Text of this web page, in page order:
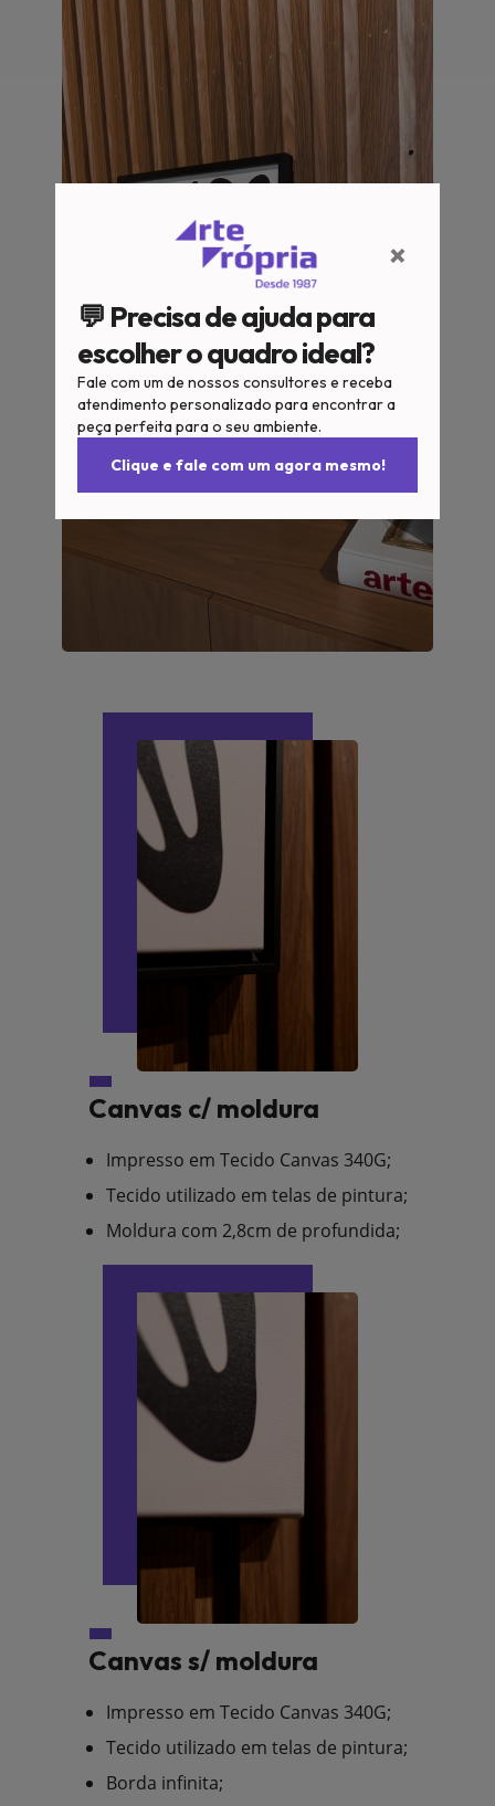
×
💬 Precisa de ajuda para
escolher o quadro ideal?
Fale com um de nossos consultores e receba
atendimento personalizado para encontrar a
peça perfeita para o seu ambiente.
Clique e fale com um agora mesmo!
Canvas c/ moldura
Impresso em Tecido Canvas 340G;
Tecido utilizado em telas de pintura;
Moldura com 2,8cm de profundida;
Canvas s/ moldura
Impresso em Tecido Canvas 340G;
Tecido utilizado em telas de pintura;
Borda infinita;